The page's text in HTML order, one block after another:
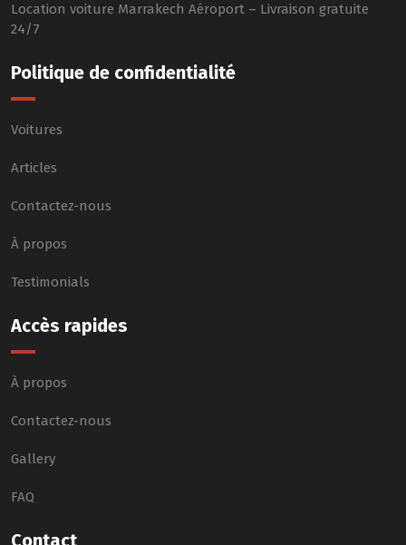
Location voiture Marrakech Aéroport – Livraison gratuite
24/7
Politique de confidentialité
Voitures
Articles
Contactez-nous
À propos
Testimonials
Accès rapides
À propos
Contactez-nous
Gallery
FAQ
Contact